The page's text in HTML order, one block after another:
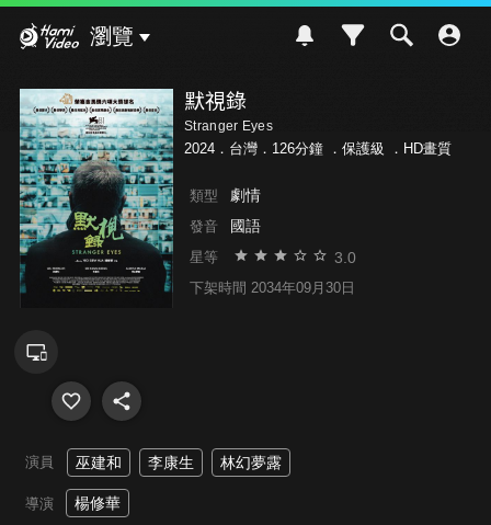
瀏覽
默視錄
Stranger Eyes
2024．台灣．126分鐘 ． 保護級 ．HD畫質
類型 劇情
發音 國語
星等 3.0
下架時間 2034年09月30日
演員 巫建和 李康生 林幻夢露
導演 楊修華